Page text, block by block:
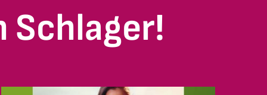
Schlager!